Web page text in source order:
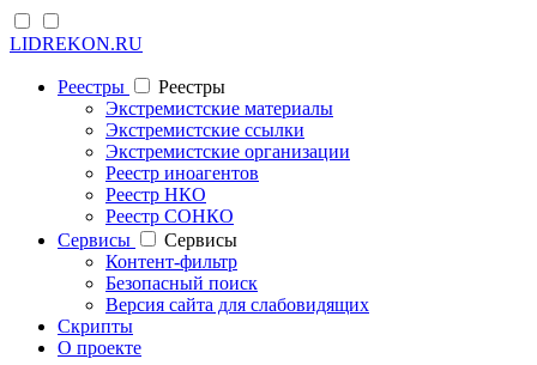
LIDREKON.RU
Реестры
Реестры
Экстремистские материалы
Экстремистские ссылки
Экстремистские организации
Реестр иноагентов
Реестр НКО
Реестр СОНКО
Cервисы
Cервисы
Контент-фильтр
Безопасный поиск
Версия сайта для слабовидящих
Скрипты
О проекте